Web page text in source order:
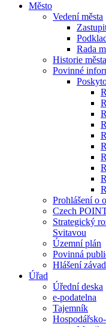
Město
Vedení města
Rada
Historie města
Povinné
Prohlášení o
Czech
Strategický
Svitavou
Územní plán
Povinná
Hlášení závad
Úřad
Úřední deska
e-podatelna
Tajemník